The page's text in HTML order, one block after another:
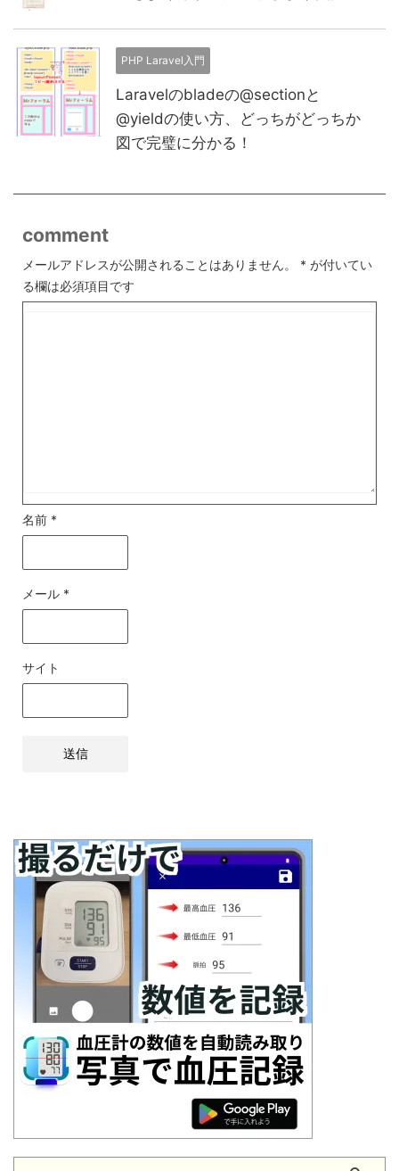
PHP Laravel入門
Laravelのbladeの@sectionと
@yieldの使い方、どっちがどっちか
図で完璧に分かる！
comment
メールアドレスが公開されることはありません。 * が付いてい
る欄は必須項目です
名前 *
メール *
サイト